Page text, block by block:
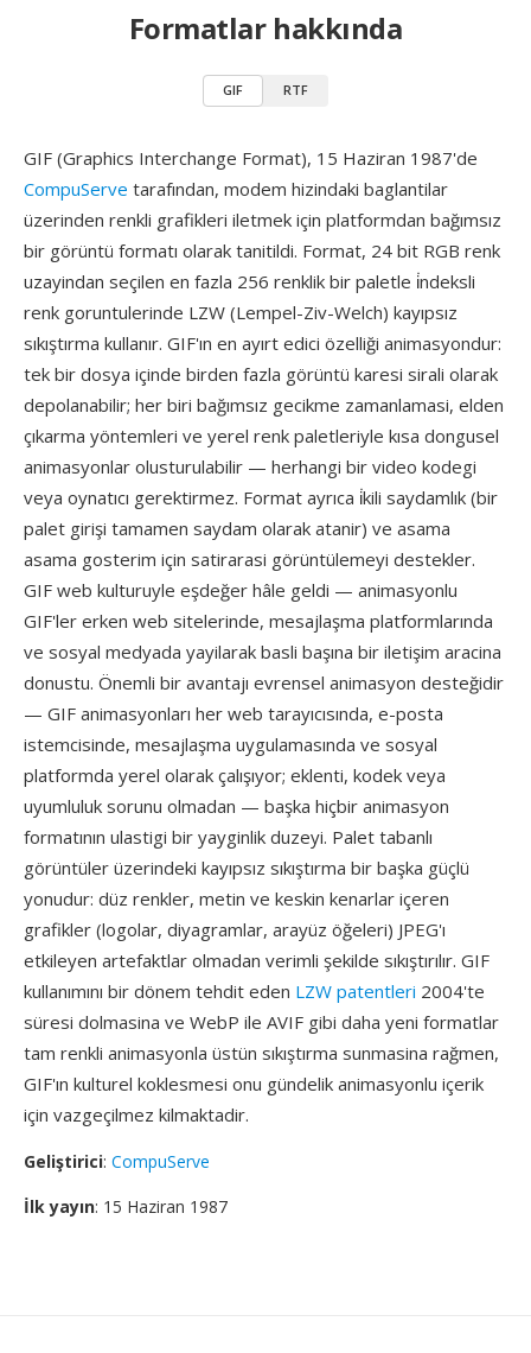
Formatlar hakkında
GIF RTF
GIF (Graphics Interchange Format), 15 Haziran 1987'de
CompuServe tarafından, modem hizindaki baglantilar
üzerinden renkli grafikleri iletmek için platformdan bağımsız
bir görüntü formatı olarak tanitildi. Format, 24 bit RGB renk
uzayindan seçilen en fazla 256 renklik bir paletle i̇ndeksli
renk goruntulerinde LZW (Lempel-Ziv-Welch) kayıpsız
sıkıştırma kullanır. GIF'ın en ayırt edici özelliği animasyondur:
tek bir dosya içinde birden fazla görüntü karesi sirali olarak
depolanabilir; her biri bağımsız gecikme zamanlamasi, elden
çıkarma yöntemleri ve yerel renk paletleriyle kısa dongusel
animasyonlar olusturulabilir — herhangi bir video kodegi
veya oynatıcı gerektirmez. Format ayrıca i̇kili saydamlık (bir
palet girişi tamamen saydam olarak atanir) ve asama
asama gosterim için satirarasi görüntülemeyi destekler.
GIF web kulturuyle eşdeğer hâle geldi — animasyonlu
GIF'ler erken web sitelerinde, mesajlaşma platformlarında
ve sosyal medyada yayilarak basli başına bir iletişim aracina
donustu. Önemli bir avantajı evrensel animasyon desteğidir
— GIF animasyonları her web tarayıcısında, e-posta
istemcisinde, mesajlaşma uygulamasında ve sosyal
platformda yerel olarak çalışıyor; eklenti, kodek veya
uyumluluk sorunu olmadan — başka hiçbir animasyon
formatının ulastigi bir yayginlik duzeyi. Palet tabanlı
görüntüler üzerindeki kayıpsız sıkıştırma bir başka güçlü
yonudur: düz renkler, metin ve keskin kenarlar içeren
grafikler (logolar, diyagramlar, arayüz öğeleri) JPEG'ı
etkileyen artefaktlar olmadan verimli şekilde sıkıştırılır. GIF
kullanımını bir dönem tehdit eden LZW patentleri 2004'te
süresi dolmasina ve WebP ile AVIF gibi daha yeni formatlar
tam renkli animasyonla üstün sıkıştırma sunmasina rağmen,
GIF'ın kulturel koklesmesi onu gündelik animasyonlu içerik
için vazgeçilmez kilmaktadir.
Geliştirici: CompuServe
İlk yayın: 15 Haziran 1987